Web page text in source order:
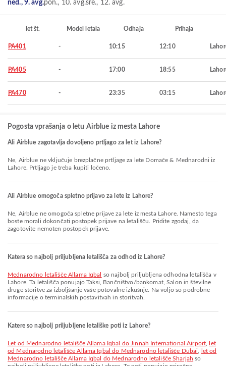
ned., 9. avg.pon., 10. avg.sre., 12. avg.
let št. Model letala Odhaja Prihaja
PA401 - 10:15 12:10
PA405 - 17:00 18:55
PA470 - 23:35 03:15
Pogosta vprašanja o letu Airblue iz mesta Lahore
Ali Airblue zagotavlja dovoljeno prtljago za let iz Lahore?
Ne, Airblue ne vključuje brezplačne prtljage za lete Domače & Mednarodni iz
Lahore. Prtljago je treba kupiti ločeno.
Ali Airblue omogoča spletno prijavo za lete iz Lahore?
Ne, Airblue ne omogoča spletne prijave za lete iz mesta Lahore. Namesto tega
boste morali dokončati postopek prijave na letališču. Pridite zgodaj, da
zagotovite nemoten postopek prijave.
Katera so najbolj priljubljena letališča za odhod iz Lahore?
Mednarodno letališče Allama Iqbal so najbolj priljubljena odhodna letališča v
Lahore. Ta letališča ponujajo Taksi, Bančništvo/bankomat, Salon in številne
druge storitve za izboljšanje vaše potovalne izkušnje. Na voljo so podrobne
informacije o terminalskih postavitvah in storitvah.
Katere so najbolj priljubljene letališke poti iz Lahore?
let od Mednarodno letališče Allama Iqbal do Jinnah International Airport
let
od Mednarodno letališče Allama Iqbal do Mednarodno letališče Dubai
let od
Mednarodno letališče Allama Iqbal do Mednarodno letališče Sharjah so